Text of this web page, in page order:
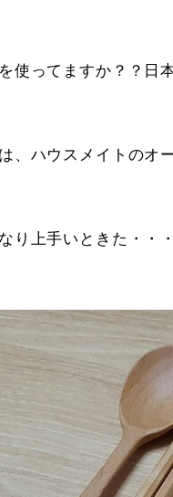
使ってますか？？日
、ハウスメイトのオ
り上手い ときた・・